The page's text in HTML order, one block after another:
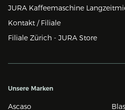
JURA Kaffeemaschine
Kontakt / Filiale
Filiale Zürich - JURA Store
Unsere Marken
Ascaso